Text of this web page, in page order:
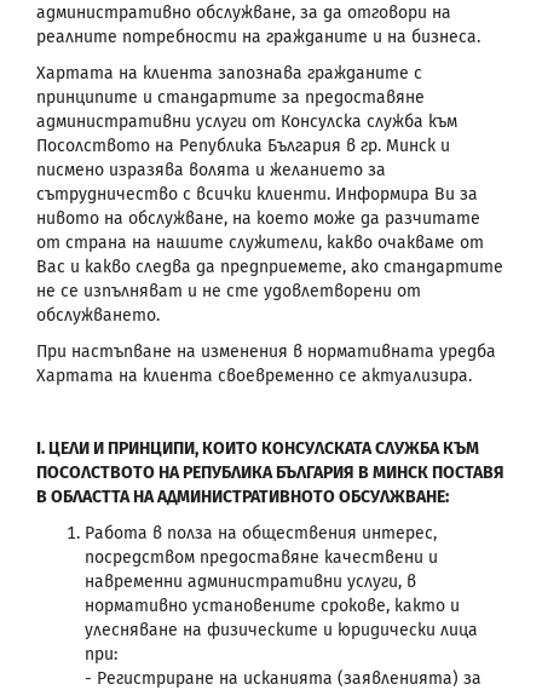
административно обслужване, за да отговори на
реалните потребности на гражданите и на бизнеса.
Хартата на клиента запознава гражданите с
принципите и стандартите за предоставяне
административни услуги от Консулска служба към
Посолството на Република България в гр. Минск и
писмено изразява волята и желанието за
сътрудничество с всички клиенти. Информира Ви за
нивото на обслужване, на което може да разчитате
от страна на нашите служители, какво очакваме от
Вас и какво следва да предприемете, ако стандартите
не се изпълняват и не сте удовлетворени от
обслужването.
При настъпване на изменения в нормативната уредба
Хартата на клиента своевременно се актуализира.
I. ЦЕЛИ И ПРИНЦИПИ, КОИТО КОНСУЛСКАТА СЛУЖБА КЪМ
ПОСОЛСТВОТО НА РЕПУБЛИКА БЪЛГАРИЯ В МИНСК ПОСТАВЯ
В ОБЛАСТТА НА АДМИНИСТРАТИВНОТО ОБСУЛЖВАНЕ:
Работа в полза на обществения интерес,
посредством предоставяне качествени и
навременни административни услуги, в
нормативно установените срокове, както и
улесняване на физическите и юридически лица
при:
- Регистриране на исканията (заявленията) за